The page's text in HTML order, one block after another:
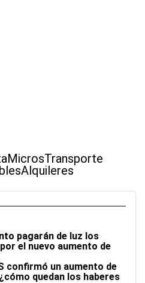
MicrosTransporte
Alquileres
pagarán de luz los
el nuevo aumento de
confirmó un aumento de
quedan los haberes